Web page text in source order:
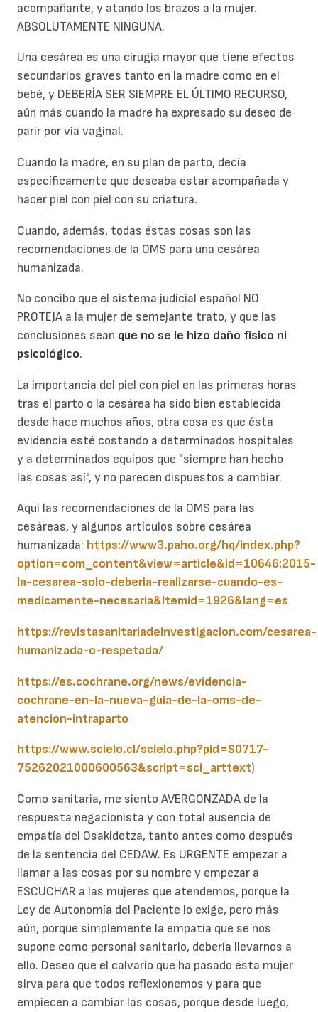
acompañante, y atando los brazos a la mujer.
ABSOLUTAMENTE NINGUNA.
Una cesárea es una cirugía mayor que tiene efectos
secundarios graves tanto en la madre como en el
bebé, y DEBERÍA SER SIEMPRE EL ÚLTIMO RECURSO,
aún más cuando la madre ha expresado su deseo de
parir por vía vaginal.
Cuando la madre, en su plan de parto, decía
específicamente que deseaba estar acompañada y
hacer piel con piel con su criatura.
Cuando, además, todas éstas cosas son las
recomendaciones de la OMS para una cesárea
humanizada.
No concibo que el sistema judicial español NO
PROTEJA a la mujer de semejante trato, y que las
conclusiones sean que no se le hizo daño físico ni
psicológico.
La importancia del piel con piel en las primeras horas
tras el parto o la cesárea ha sido bien establecida
desde hace muchos años, otra cosa es que ésta
evidencia esté costando a determinados hospitales
y a determinados equipos que "siempre han hecho
las cosas así", y no parecen dispuestos a cambiar.
Aquí las recomendaciones de la OMS para las
cesáreas, y algunos artículos sobre cesárea
humanizada: https://www3.paho.org/hq/index.php?
option=com_content&view=article&id=10646:2015-
la-cesarea-solo-deberia-realizarse-cuando-es-
medicamente-necesaria&Itemid=1926&lang=es
https://revistasanitariadeinvestigacion.com/cesarea-
humanizada-o-respetada/
https://es.cochrane.org/news/evidencia-
cochrane-en-la-nueva-guia-de-la-oms-de-
atencion-intraparto
https://www.scielo.cl/scielo.php?pid=S0717-
75262021000600563&script=sci_arttext)
Como sanitaria, me siento AVERGONZADA de la
respuesta negacionista y con total ausencia de
empatía del Osakidetza, tanto antes como después
de la sentencia del CEDAW. Es URGENTE empezar a
llamar a las cosas por su nombre y empezar a
ESCUCHAR a las mujeres que atendemos, porque la
Ley de Autonomía del Paciente lo exige, pero más
aún, porque simplemente la empatía que se nos
supone como personal sanitario, debería llevarnos a
ello. Deseo que el calvario que ha pasado ésta mujer
sirva para que todos reflexionemos y para que
empiecen a cambiar las cosas, porque desde luego,